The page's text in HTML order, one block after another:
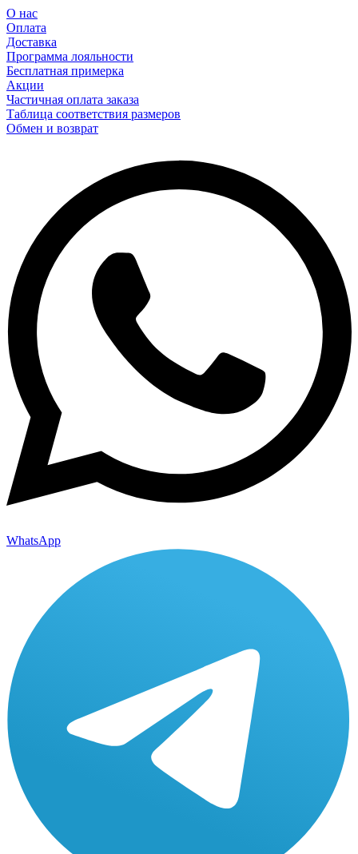
О нас
Оплата
Доставка
Программа лояльности
Бесплатная примерка
Акции
Частичная оплата заказа
Таблица соответствия размеров
Обмен и возврат
WhatsApp